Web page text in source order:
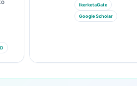
IkerketaGate
Google Scholar